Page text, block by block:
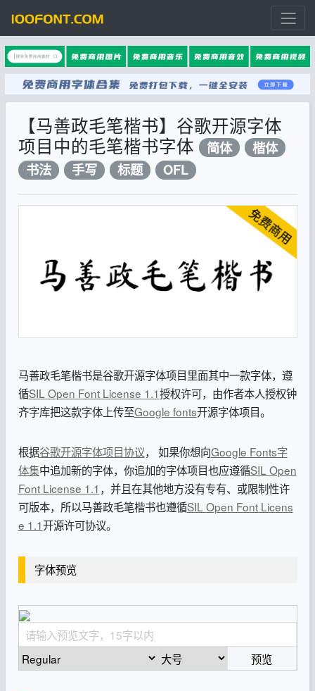
【马善政毛笔楷书】谷歌开源字体
项目中的毛笔楷书字体
简体
楷体
书法
手写 标题 OFL
马善政毛笔楷书是谷歌开源字体项目里面其中一款字体，遵
循SIL Open Font License 1.1授权许可，由作者本人授权钟
齐字库把这款字体上传至Google fonts开源字体项目。
根据谷歌开源字体项目协议， 如果你想向Google Fonts字
体集中追加新的字体，你追加的字体项目也应遵循SIL Open
Font License 1.1 ，并且在其他地方没有专有、或限制性许
可版本，所以马善政毛笔楷书也遵循SIL Open Font Licens
e 1.1开源许可协议。
字体预览
预览